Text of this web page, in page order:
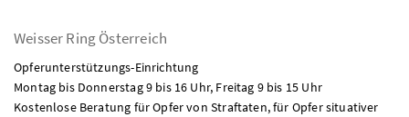
Weisser Ring Österreich
Opferunterstützungs-Einrichtung
Montag bis Donnerstag 9 bis 16 Uhr, Freitag 9 bis 15 Uhr
Kostenlose Beratung für Opfer von Straftaten, für Opfer situativer